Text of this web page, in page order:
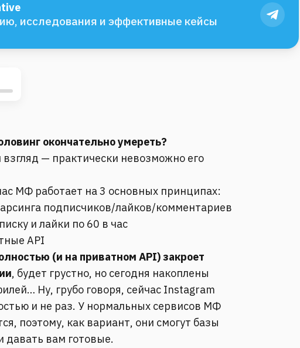
исследования и эффективные кейсы
окончательно умереть?
— практически невозможно его
МФ работает на 3 основных принципах:
подписчиков/лайков/комментариев
и лайки по 60 в час
API
(и на приватном API) закроет
, будет грустно, но сегодня накоплены
Ну, грубо говоря, сейчас Instagram
и не раз. У нормальных сервисов МФ
поэтому, как вариант, они смогут базы
давать вам готовые.